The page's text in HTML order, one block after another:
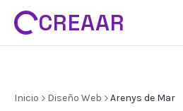
CREAAR
Inicio Diseño Web Arenys de Mar